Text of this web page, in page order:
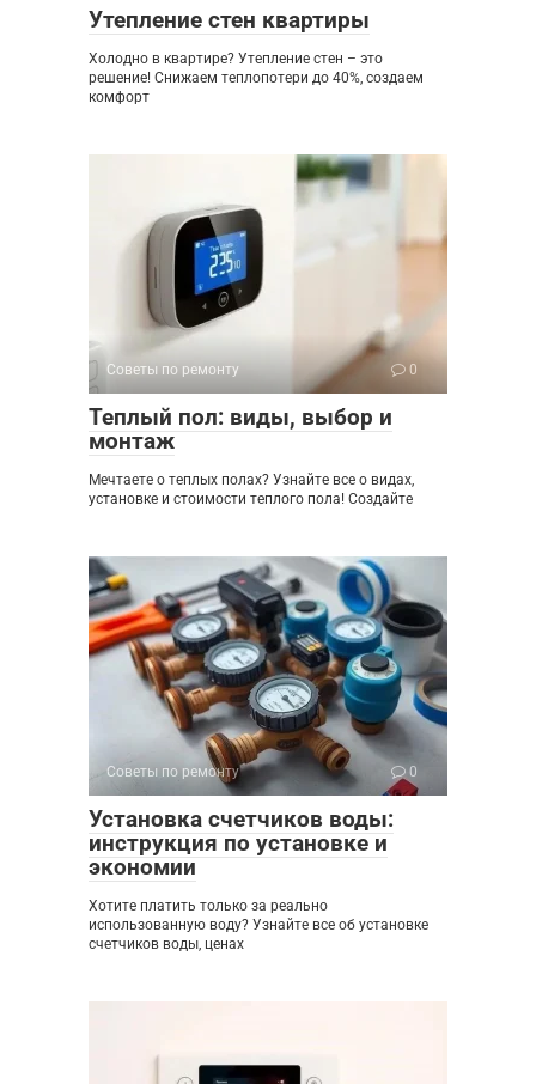
Утепление стен квартиры
Холодно в квартире? Утепление стен – это
решение! Снижаем теплопотери до 40%, создаем
комфорт
Советы по ремонту 0
Теплый пол: виды, выбор и
монтаж
Мечтаете о теплых полах? Узнайте все о видах,
установке и стоимости теплого пола! Создайте
Советы по ремонту 0
Установка счетчиков воды:
инструкция по установке и
экономии
Хотите платить только за реально
использованную воду? Узнайте все об установке
счетчиков воды, ценах